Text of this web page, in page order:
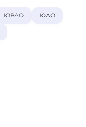
ЮВАО ЮАО